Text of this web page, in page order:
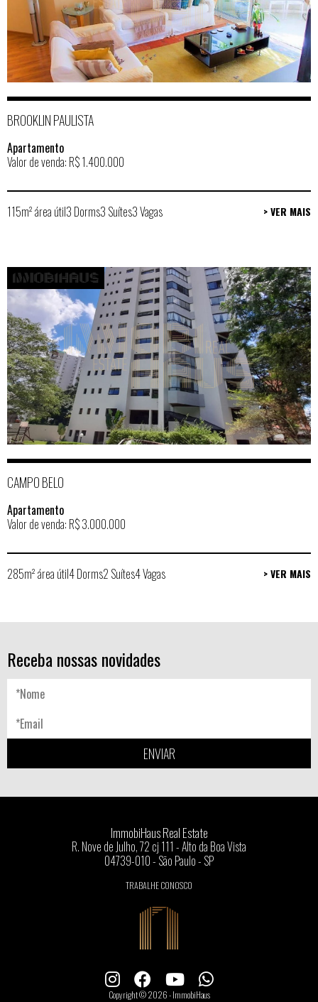
BROOKLIN PAULISTA
Apartamento
Valor de venda: R$ 1.400.000
115m² área útil3 Dorms3 Suítes3 Vagas > VER MAIS
CAMPO BELO
Apartamento
Valor de venda: R$ 3.000.000
285m² área útil4 Dorms2 Suítes4 Vagas > VER MAIS
Receba nossas novidades
ENVIAR
ImmobiHaus Real Estate
R. Nove de Julho, 72 cj 111 - Alto da Boa Vista
04739-010 - São Paulo - SP
TRABALHE CONOSCO
Copyright © 2026 - ImmobiHaus